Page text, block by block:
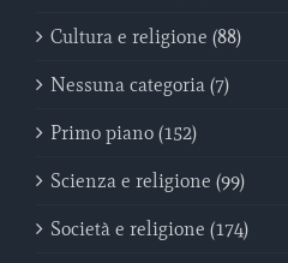
Cultura e religione (88)
Nessuna categoria (7)
Primo piano (152)
Scienza e religione (99)
Società e religione (174)